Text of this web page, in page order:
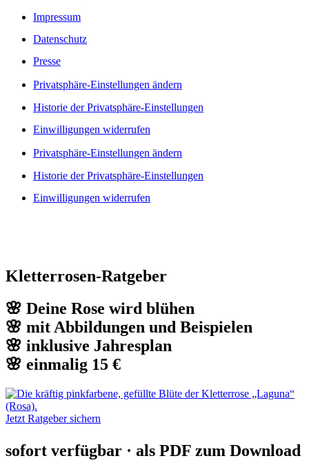
Impressum
Datenschutz
Presse
Privatsphäre-Einstellungen ändern
Historie der Privatsphäre-Einstellungen
Einwilligungen widerrufen
Privatsphäre-Einstellungen ändern
Historie der Privatsphäre-Einstellungen
Einwilligungen widerrufen
Kletterrosen-Ratgeber
🌸 Deine Rose wird blühen
🌸 mit Abbildungen und Beispielen
🌸 inklusive Jahresplan
🌸 einmalig 15 €
Jetzt Ratgeber sichern
sofort verfügbar · als PDF zum Download